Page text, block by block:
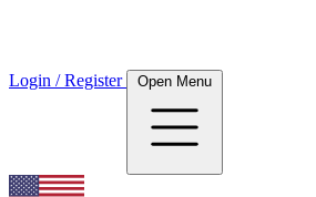
Login / Register Open Menu